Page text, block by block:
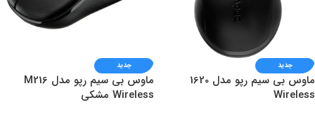
جدید
ماوس بی سیم رپو مدل 1620
Wireless
جدید
ماوس بی سیم رپو مدل M216
Wireless مشکی